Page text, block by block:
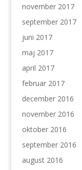
november 2017
september 2017
juni 2017
maj 2017
april 2017
februar 2017
december 2016
november 2016
oktober 2016
september 2016
august 2016